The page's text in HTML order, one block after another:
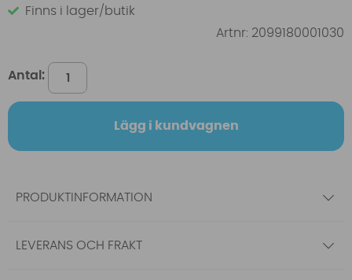
Finns i lager/butik
Artnr: 2099180001030
Antal:
Lägg i kundvagnen
PRODUKTINFORMATION
LEVERANS OCH FRAKT